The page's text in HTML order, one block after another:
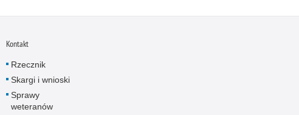
Kontakt
Rzecznik
Skargi i wnioski
Sprawy
weteranów